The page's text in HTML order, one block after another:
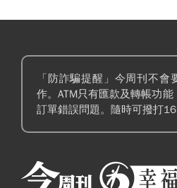
「防詐騙提醒」今周刊不會
作。ATM只有匯款及轉帳功
訂單錯誤問題。隨時可撥打